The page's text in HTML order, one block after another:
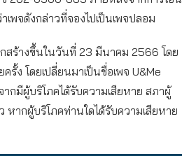
พจดังกล่าวที่จองไปเป็นเพจปลอม
กสร้างขึ้นในวันที่ 23 มีนาคม 2566 โดย
ง โดยเปลี่ยนมาเป็นชื่อเพจ U&Me
กมีผู้บริโภคได้รับความเสียหาย สภาผู้
หากผู้บริโภคท่านใดได้รับความเสียหาย